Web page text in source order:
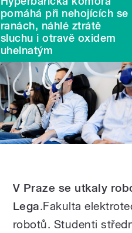
pomáhá při nehojících se
ranách, náhlé ztrátě
sluchu i otravě oxidem
uhelnatým
V Praze se utkaly
Lega.Fakulta
robotů. Studenti